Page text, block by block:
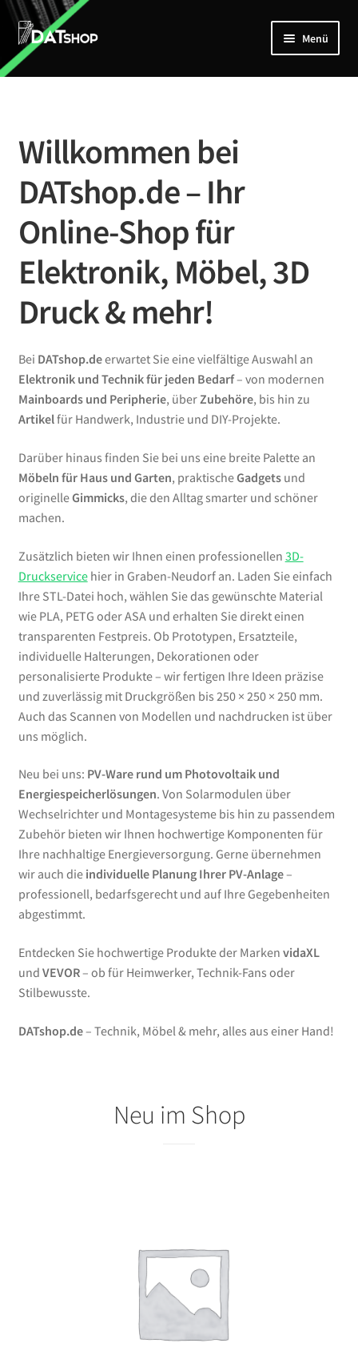
Zur
Navigation
springen
Zum
Inhalt
springen
Menü
Home
Mein Account
Kontakt
Willkommen bei
DATshop.de – Ihr
Online-Shop für
Elektronik, Möbel, 3D
Druck & mehr!
Bei DATshop.deerwartet Sie eine vielfältige Auswahl an
Elektronik und Technik für jeden Bedarf– von modernen
Mainboards und Peripherie, überZubehöre, bis hin zu
Artikelfür Handwerk, Industrie und DIY-Projekte.
Darüber hinaus finden Sie bei uns eine breite Palette an
Möbeln für Haus und Garten, praktischeGadgetsund
originelleGimmicks, die den Alltag smarter und schöner
machen.
Zusätzlich bieten wir Ihnen einen professionellen 3D-
Druckservicehier in Graben-Neudorf an. Laden Sie einfach
Ihre STL-Datei hoch, wählen Sie das gewünschte Material
wie PLA, PETG oder ASA und erhalten Sie direkt einen
transparenten Festpreis. Ob Prototypen, Ersatzteile,
individuelle Halterungen, Dekorationen oder
personalisierte Produkte – wir fertigen Ihre Ideen präzise
und zuverlässig mit Druckgrößen bis 250 × 250 × 250 mm.
Auch das Scannen von Modellen und nachdrucken ist über
uns möglich.
Neu bei uns: PV-Ware rund um Photovoltaik und
Energiespeicherlösungen. Von Solarmodulen über
Wechselrichter und Montagesysteme bis hin zu passendem
Zubehör bieten wir Ihnen hochwertige Komponenten für
Ihre nachhaltige Energieversorgung. Gerne übernehmen
wir auch die individuelle Planung Ihrer PV-Anlage–
professionell, bedarfsgerecht und auf Ihre Gegebenheiten
abgestimmt.
Entdecken Sie hochwertige Produkte der Marken vidaXL
und VEVOR– ob für Heimwerker, Technik-Fans oder
Stilbewusste.
DATshop.de– Technik, Möbel & mehr, alles aus einer Hand!
Neu im Shop